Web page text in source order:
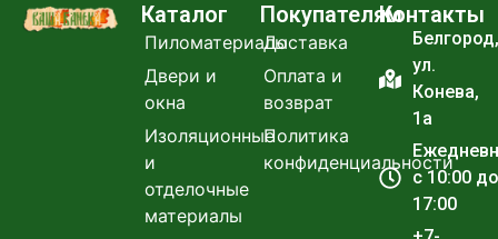
Каталог
Пиломатериалы
Двери и
окна
Изоляционные
и
отделочные
материалы
Покупателям
Доставка
Оплата и
возврат
Политика
конфиденциальности
Контакты
Белгород,
ул.
Конева,
1а
с 10:00 до
17:00